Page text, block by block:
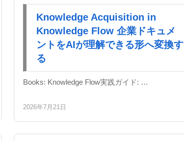
Knowledge Acquisition in
Knowledge Flow 企業ドキュメ
ントをAIが理解できる形へ変換す
る
Books: Knowledge Flow実践ガイド: …
2026年7月21日